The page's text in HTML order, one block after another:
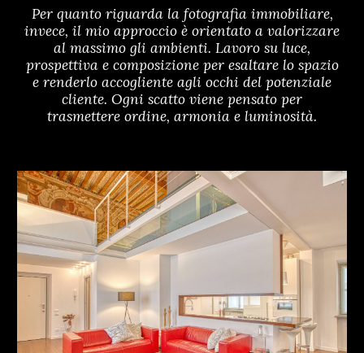
Per quanto riguarda la fotografia immobiliare,
invece, il mio approccio è orientato a valorizzare
al massimo gli ambienti. Lavoro su luce,
prospettiva e composizione per esaltare lo spazio
e renderlo accogliente agli occhi del potenziale
cliente. Ogni scatto viene pensato per
trasmettere ordine, armonia e luminosità.